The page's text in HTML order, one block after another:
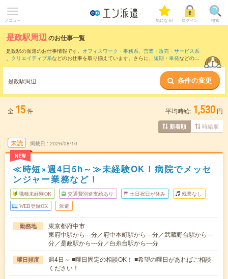
メニュー 気になる! ログイン 検索
是政駅周辺のお仕事一覧
是政駅の派遣のお仕事情報です。 オフィスワーク・事務系、 営業・販売・サービス系
、 クリエイティブ系などのお仕事を取り揃えています。さらに、 短期 ・ 単発などの期
また、立川駅
など近隣駅のお仕事もご確
認いただけます。
是政駅周辺 条件の変更
全 15件 平均時給: 1,530 円
新着順 時給順
未読
NEW
掲載日 2026/08/10
≪時短×週4日5h～≫未経験OK！病院でメッセ
ンジャー業務など！
職種未経験OK 交通費別途支給あり 土日祝日が休み 残業なし
WEB登録OK 派遣
勤務地
東京都府中市
東府中駅から---分／府中本町駅から---分／武蔵野台駅から---
分／是政駅から---分／白糸台駅から---分
曜日頻度
週4日～ ■曜日固定の相談OK！ ■希望の曜日があればご相談
ください！